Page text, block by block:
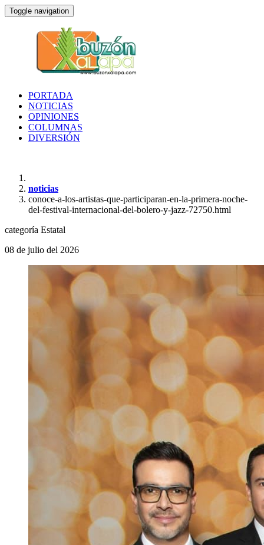
Toggle navigation
PORTADA
NOTICIAS
OPINIONES
COLUMNAS
DIVERSIÓN
noticias
conoce-a-los-artistas-que-participaran-en-la-primera-noche-
del-festival-internacional-del-bolero-y-jazz-72750.html
categoría Estatal
08 de julio del 2026